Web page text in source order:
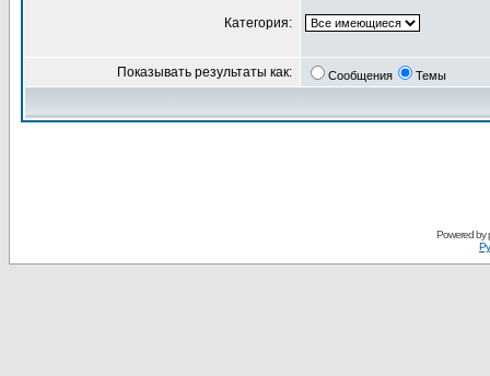
Категория:
Показывать результаты как: Сообщения Темы
Powered by